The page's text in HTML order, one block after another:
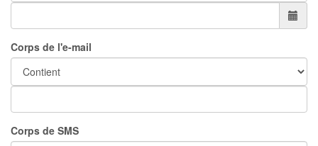
Corps de l'e-mail
Corps de SMS